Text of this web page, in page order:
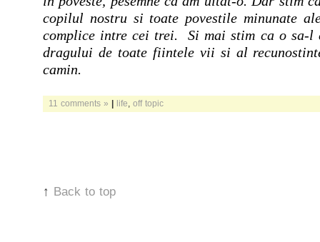
copilul nostru si toate povestile minunate
complice intre cei trei.
Si mai stim ca o sa-l
dragului de toate fiintele vii si al
camin.
11 comments » | life off topic
↑ Back to top